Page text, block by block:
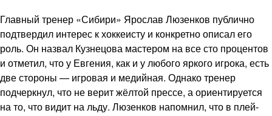
Главный тренер «Сибири» Ярослав Люзенков публично
подтвердил интерес к хоккеисту и конкретно описал его
роль. Он назвал Кузнецова мастером на все сто процентов
и отметил, что у Евгения, как и у любого яркого игрока, есть
две стороны — игровая и медийная. Однако тренер
подчеркнул, что не верит жёлтой прессе, а ориентируется
на то, что видит на льду. Люзенков напомнил, что в плей-